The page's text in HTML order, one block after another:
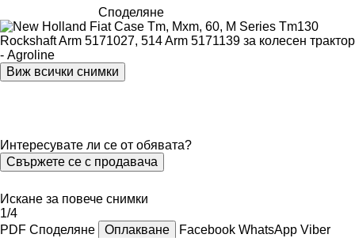
Споделяне
Виж всички снимки
Интересувате ли се от обявата?
Свържете се с продавача
Искане за повече снимки
1/4
PDF Споделяне Оплакване Facebook WhatsApp Viber